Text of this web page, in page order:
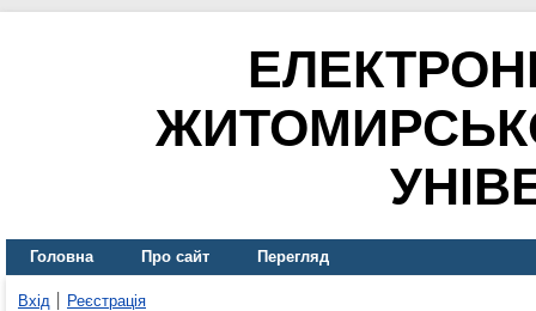
Головна Про сайт Перегляд
Вхід Реєстрація